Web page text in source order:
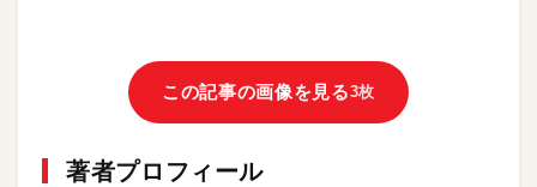
この記事の画像を見る3枚
著者プロフィール